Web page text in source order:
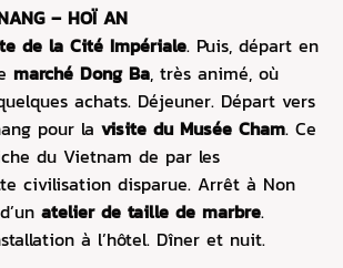
– HOÏ AN
de la Cité Impériale. Puis, départ en
marché Dong Ba, très animé, où
achats. Déjeuner. Départ vers
pour la visite du Musée Cham. Ce
du Vietnam de par les
civilisation disparue. Arrêt à Non
atelier de taille de marbre.
à l’hôtel. Dîner et nuit.